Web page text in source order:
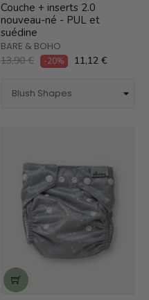
Couche + inserts 2.0
nouveau-né - PUL et
suédine
BARE & BOHO
13,90 €
-20% 11,12 €